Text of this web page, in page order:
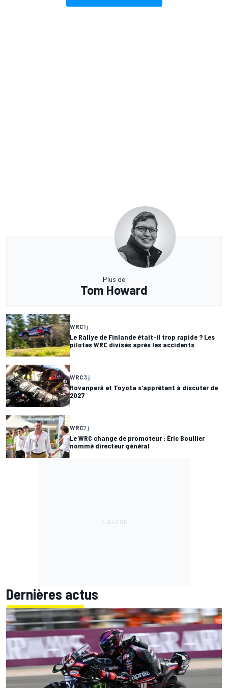
Plus de
Tom Howard
WRC1 j
Le Rallye de Finlande était-il trop rapide ? Les
pilotes WRC divisés après les accidents
WRC3 j
Rovanperä et Toyota s'apprêtent à discuter de
2027
WRC7 j
Le WRC change de promoteur : Éric Boullier
nommé directeur général
Dernières actus